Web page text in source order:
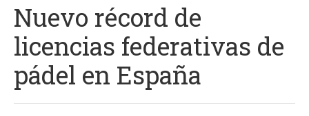
Nuevo récord de
licencias federativas de
pádel en España